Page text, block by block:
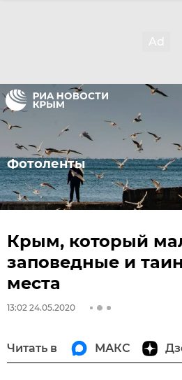
Фотоленты
Крым, который
заповедные и
места
13:02 24.05.2020
Читать в МАКС